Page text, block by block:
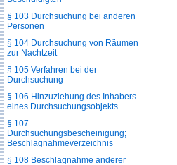
§ 103 Durchsuchung bei anderen
Personen
§ 104 Durchsuchung von Räumen
zur Nachtzeit
§ 105 Verfahren bei der
Durchsuchung
§ 106 Hinzuziehung des Inhabers
eines Durchsuchungsobjekts
§ 107
Durchsuchungsbescheinigung;
Beschlagnahmeverzeichnis
§ 108 Beschlagnahme anderer